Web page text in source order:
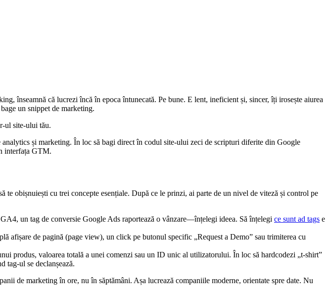
înseamnă că lucrezi încă în epoca întunecată. Pe bune. E lent, ineficient și, sincer, îți irosește aiurea
un snippet de marketing.
ul site-ului tău.
analytics și marketing. În loc să bagi direct în codul site-ului zeci de scripturi diferite din Google
interfața GTM.
te obișnuiești cu trei concepte esențiale. După ce le prinzi, ai parte de un nivel de viteză și control pe
un tag de conversie Google Ads raportează o vânzare—înțelegi ideea. Să înțelegi ce sunt ad tags e
afișare de pagină (page view), un click pe butonul specific „Request a Demo” sau trimiterea cu
produs, valoarea totală a unei comenzi sau un ID unic al utilizatorului. În loc să hardcodezi „t-shirt”
tag-ul se declanșează.
de marketing în ore, nu în săptămâni. Așa lucrează companiile moderne, orientate spre date. Nu